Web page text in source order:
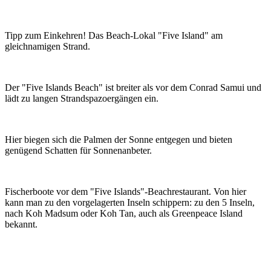
Tipp zum Einkehren! Das Beach-Lokal "Five Island" am
gleichnamigen Strand.
Der "Five Islands Beach" ist breiter als vor dem Conrad Samui und
lädt zu langen Strandspazoergängen ein.
Hier biegen sich die Palmen der Sonne entgegen und bieten
genügend Schatten für Sonnenanbeter.
Fischerboote vor dem "Five Islands"-Beachrestaurant. Von hier
kann man zu den vorgelagerten Inseln schippern: zu den 5 Inseln,
nach Koh Madsum oder Koh Tan, auch als Greenpeace Island
bekannt.